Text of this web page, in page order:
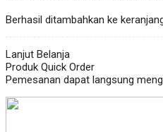
Berhasil ditambahkan ke
Lanjut Belanja
Produk Quick Order
Pemesanan dapat langsung